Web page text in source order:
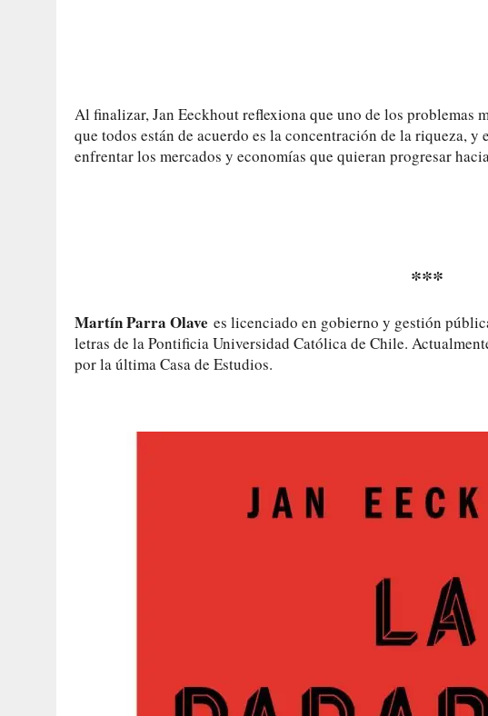
Al finalizar, Jan Eeckhout reflexiona que uno de los problemas
que todos están de acuerdo es la concentración de la riqueza, y
enfrentar los mercados y economías que quieran progresar
***
Martín Parra Olave es licenciado en gobierno y gestión
letras de la Pontificia Universidad Católica de Chile.
por la última Casa de Estudios.